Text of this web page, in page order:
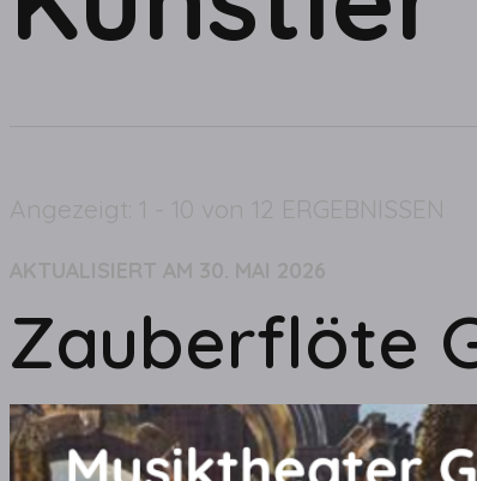
Angezeigt: 1 - 10 von 12 ERGEBNISSEN
AKTUALISIERT AM 30. MAI 2026
Zauberflöte